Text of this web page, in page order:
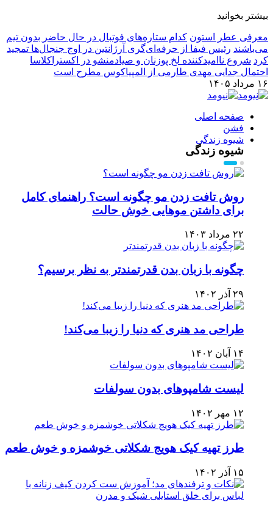
بیشتر بخوانید
معرفی عطر استون کدام ستاره‌های فوتبال در حال حاضر بدون تیم
می‌باشند رئیس فیفا از حرفه‌ای‌گری آرژانتین در اوج جنجال‌ها تمجید
کرد شروع ناامیدکننده لخ پوزنان و صیادمنشو در اکستراکلاسا
احتمال جدایی مهدی طارمی از المپیاکوس مطرح است
۱۶ مرداد ۱۴۰۵
صفحه اصلی
فشن
شیوه زندگی
شیوه زندگی
روش تافت زدن مو چگونه است؟ راهنمای کامل
برای داشتن موهایی خوش حالت
۲۲ مرداد ۱۴۰۳
چگونه با زبان بدن قدرتمندتر به نظر برسیم؟
۲۹ آذر ۱۴۰۲
طراحی مد هنری که دنیا را زیبا می‌کند!
۱۴ آبان ۱۴۰۲
لیست شامپوهای بدون سولفات
۱۲ مهر ۱۴۰۲
طرز تهیه کیک هویج شکلاتی خوشمزه و خوش طعم
۱۵ آذر ۱۴۰۲